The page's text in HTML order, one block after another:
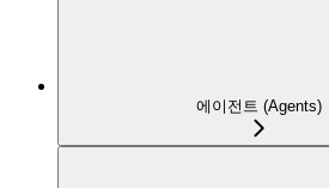
에이전트 (Agents)